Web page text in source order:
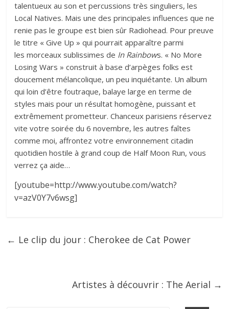
talentueux au son et percussions très singuliers, les
Local Natives. Mais une des principales influences que ne
renie pas le groupe est bien sûr Radiohead. Pour preuve
le titre « Give Up » qui pourrait apparaître parmi
les morceaux sublissimes de In Rainbows. « No More
Losing Wars » construit à base d’arpèges folks est
doucement mélancolique, un peu inquiétante. Un album
qui loin d’être foutraque, balaye large en terme de
styles mais pour un résultat homogène, puissant et
extrêmement prometteur. Chanceux parisiens réservez
vite votre soirée du 6 novembre, les autres faîtes
comme moi, affrontez votre environnement citadin
quotidien hostile à grand coup de Half Moon Run, vous
verrez ça aide…
[youtube=http://www.youtube.com/watch?
v=azV0Y7v6wsg]
← Le clip du jour : Cherokee de Cat Power
Artistes à découvrir : The Aerial →